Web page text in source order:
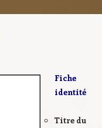
Fiche
identité
Titre du